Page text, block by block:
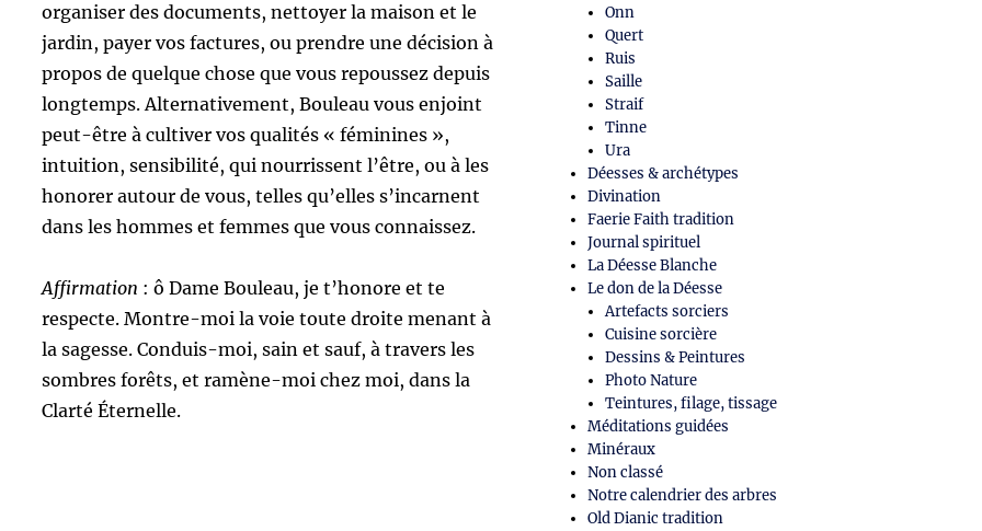
organiser des documents, nettoyer la maison et le
jardin, payer vos factures, ou prendre une décision à
propos de quelque chose que vous repoussez depuis
longtemps. Alternativement, Bouleau vous enjoint
peut-être à cultiver vos qualités « féminines »,
intuition, sensibilité, qui nourrissent l’être, ou à les
honorer autour de vous, telles qu’elles s’incarnent
dans les hommes et femmes que vous connaissez.
Affirmation : ô Dame Bouleau, je t’honore et te
respecte. Montre-moi la voie toute droite menant à
la sagesse. Conduis-moi, sain et sauf, à travers les
sombres forêts, et ramène-moi chez moi, dans la
Clarté Éternelle.
Onn
Quert
Ruis
Saille
Straif
Tinne
Ura
Déesses & archétypes
Divination
Faerie Faith tradition
Journal spirituel
La Déesse Blanche
Le don de la Déesse
Artefacts sorciers
Cuisine sorcière
Dessins & Peintures
Photo Nature
Teintures, filage, tissage
Méditations guidées
Minéraux
Non classé
Notre calendrier des arbres
Old Dianic tradition